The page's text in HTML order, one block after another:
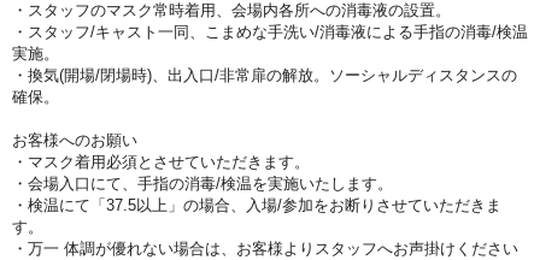
・スタッフのマスク常時着用、会場内各所への消毒液の設置。
・スタッフ/キャスト一同、こまめな手洗い/消毒液による手指の消毒/検温
実施。
・換気(開場/閉場時)、出入口/非常扉の解放。ソーシャルディスタンスの
確保。
お客様へのお願い
・マスク着用必須とさせていただきます。
・会場入口にて、手指の消毒/検温を実施いたします。
・検温にて「37.5以上」の場合、入場/参加をお断りさせていただきま
す。
・万一 体調が優れない場合は、お客様よりスタッフへお声掛けください